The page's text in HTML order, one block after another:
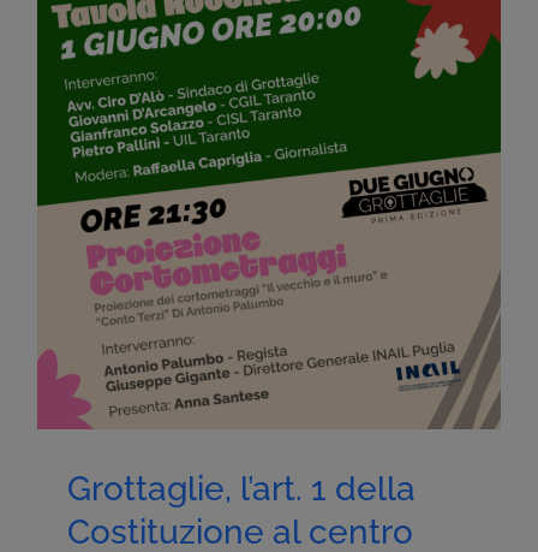
Grottaglie, l’art. 1 della
Costituzione al centro